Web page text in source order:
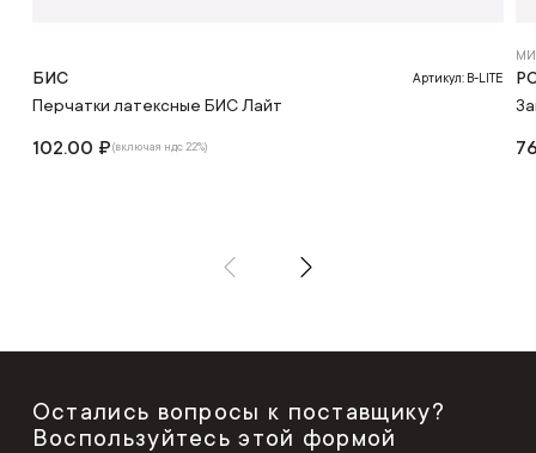
БИС Артикул: B-LITE
Перчатки латексные БИС Лайт
102.00 ₽(включая ндс 22%)
Остались вопросы к поставщику?
Воспользуйтесь этой формой